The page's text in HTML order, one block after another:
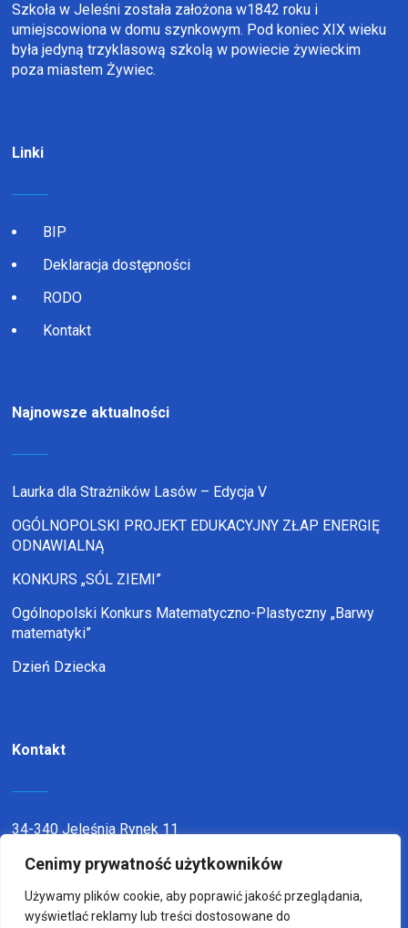
Cenimy prywatność użytkowników
Używamy plików cookie, aby poprawić jakość przeglądania,
wyświetlać reklamy lub treści dostosowane do
Szkoła w Jeleśni została założona w1842 roku i
umiejscowiona w domu szynkowym. Pod koniec XIX wieku
była jedyną trzyklasową szkolą w powiecie żywieckim
poza miastem Żywiec.
Linki
BIP
Deklaracja dostępności
RODO
Kontakt
Najnowsze aktualności
Laurka dla Strażników Lasów – Edycja V
OGÓLNOPOLSKI PROJEKT EDUKACYJNY ZŁAP ENERGIĘ
ODNAWIALNĄ
KONKURS „SÓL ZIEMI”
Ogólnopolski Konkurs Matematyczno-Plastyczny „Barwy
matematyki”
Dzień Dziecka
Kontakt
34-340 Jeleśnia Rynek 11
telefon:338636116
email:sp1jel@op.pl